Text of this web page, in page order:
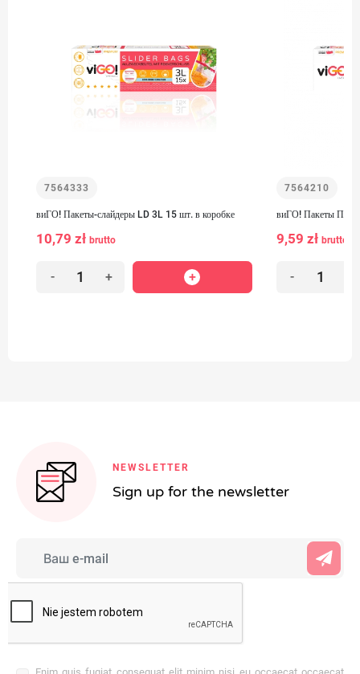
7564333
виГО! Пакеты-слайдеры LD 3L 15 шт. в коробке
10,79 zł brutto
- +
7564210
виГО! Пакеты
9,59 zł brutto
-
NEWSLETTER
Sign up for the newsletter